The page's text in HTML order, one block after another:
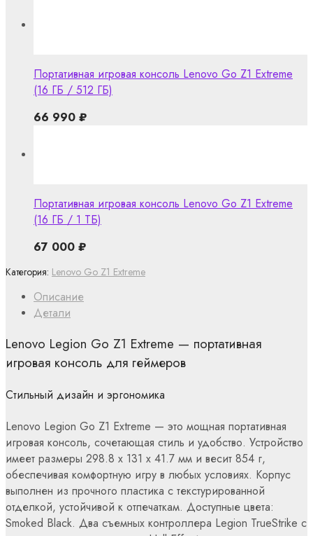
Описание
Детали
Lenovo Legion Go Z1 Extreme — портативная
игровая консоль для геймеров
Стильный дизайн и эргономика
Lenovo Legion Go Z1 Extreme — это мощная портативная
игровая консоль, сочетающая стиль и удобство. Устройство
имеет размеры 298.8 x 131 x 41.7 мм и весит 854 г,
обеспечивая комфортную игру в любых условиях. Корпус
выполнен из прочного пластика с текстурированной
отделкой, устойчивой к отпечаткам. Доступные цвета:
Smoked Black. Два съемных контроллера Legion TrueStrike с
Категория: Lenovo Go Z1 Extreme
Портативная игровая консоль Lenovo Go Z1 Extreme
(16 ГБ / 512 ГБ)
66 990 ₽
Портативная игровая консоль Lenovo Go Z1 Extreme
(16 ГБ / 1 ТБ)
67 000 ₽